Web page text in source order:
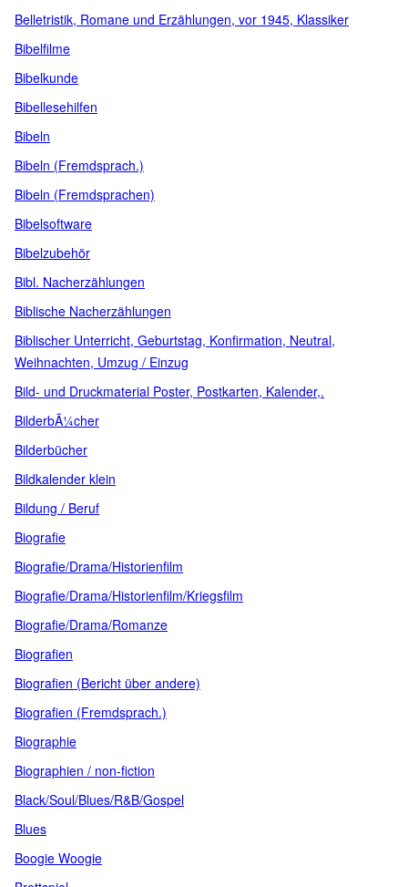
Belletristik, Romane und Erzählungen, vor 1945, Klassiker
Bibelfilme
Bibelkunde
Bibellesehilfen
Bibeln
Bibeln (Fremdsprach.)
Bibeln (Fremdsprachen)
Bibelsoftware
Bibelzubehör
Bibl. Nacherzählungen
Biblische Nacherzählungen
Biblischer Unterricht, Geburtstag, Konfirmation, Neutral,
Weihnachten, Umzug / Einzug
Bild- und Druckmaterial Poster, Postkarten, Kalender,.
BilderbÃ¼cher
Bilderbücher
Bildkalender klein
Bildung / Beruf
Biografie
Biografie/Drama/Historienfilm
Biografie/Drama/Historienfilm/Kriegsfilm
Biografie/Drama/Romanze
Biografien
Biografien (Bericht über andere)
Biografien (Fremdsprach.)
Biographie
Biographien / non-fiction
Black/Soul/Blues/R&B/Gospel
Blues
Boogie Woogie